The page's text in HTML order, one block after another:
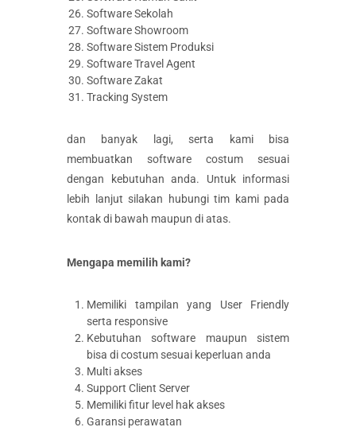
Software Sekolah
Software Showroom
Software Sistem Produksi
Software Travel Agent
Software Zakat
Tracking System
dan banyak lagi, serta kami bisa
membuatkan software costum sesuai
dengan kebutuhan anda. Untuk informasi
lebih lanjut silakan hubungi tim kami pada
kontak di bawah maupun di atas.
Mengapa memilih kami?
Memiliki tampilan yang User Friendly
serta responsive
Kebutuhan software maupun sistem
bisa di costum sesuai keperluan anda
Multi akses
Support Client Server
Memiliki fitur level hak akses
Garansi perawatan